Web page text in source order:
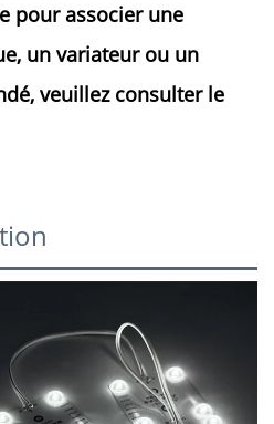
pour associer une
un variateur ou un
veuillez consulter le